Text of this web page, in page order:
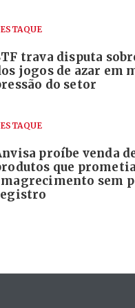
trava disputa
jogos de azar em
do setor
proíbe venda
que
sem